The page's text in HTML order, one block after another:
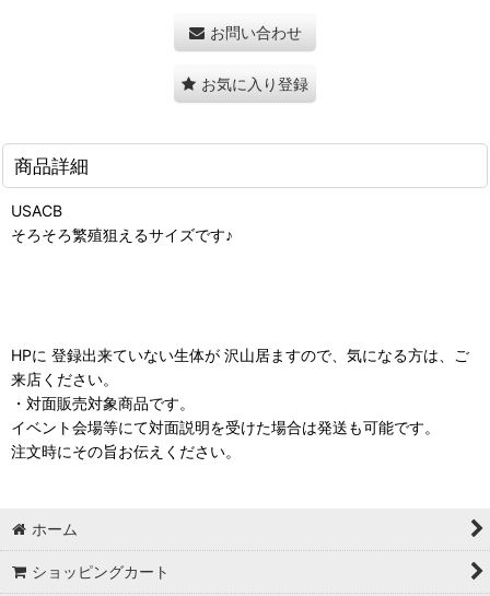
お問い合わせ
お気に入り登録
商品詳細
USACB
そろそろ繁殖狙えるサイズです♪
HPに 登録出来ていない生体が 沢山居ますので、気になる方は、ご
来店ください。
・対面販売対象商品です。
イベント会場等にて対面説明を受けた場合は発送も可能です。
注文時にその旨お伝えください。
ホーム
ショッピングカート